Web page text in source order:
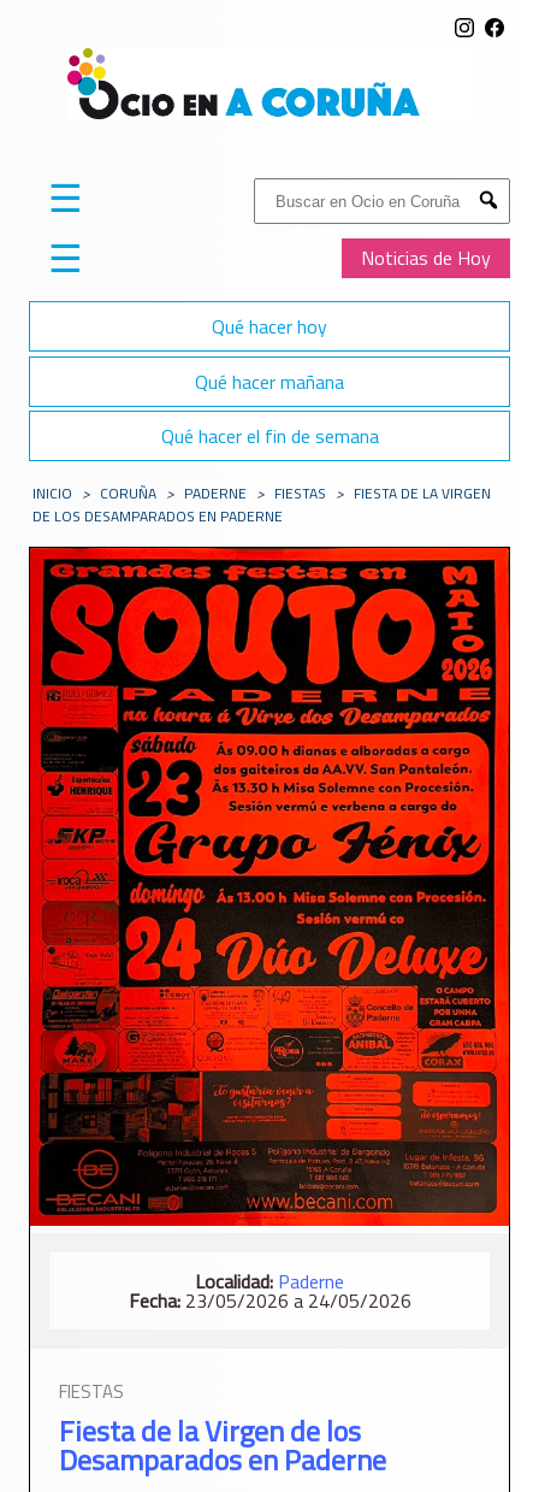
Buscar:
Submit
Noticias de Hoy
☰
☰
Qué hacer hoy
Qué hacer mañana
Qué hacer el fin de semana
INICIO > CORUÑA > PADERNE > FIESTAS > FIESTA DE LA VIRGEN
DE LOS DESAMPARADOS EN PADERNE
Localidad: Paderne
Fecha:23/05/2026 a 24/05/2026
FIESTAS
Fiesta de la Virgen de los
Desamparados en Paderne